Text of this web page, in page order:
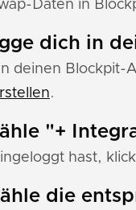
Daten in
dich in
deinen Blockpit-
.
"+
hast,
die